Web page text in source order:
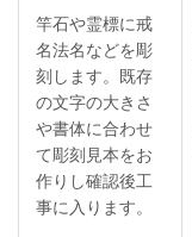
竿石や霊標に戒
名法名などを彫
刻します。既存
の文字の大きさ
や書体に合わせ
て彫刻見本をお
作りし確認後工
事に入ります。